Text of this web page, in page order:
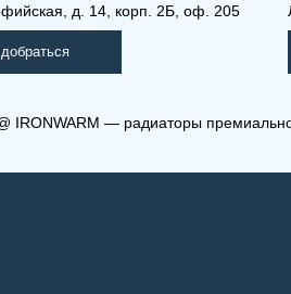
(РК) 33-600-400
д. 14, корп. 2Б, оф. 205
IRONWARM — радиаторы